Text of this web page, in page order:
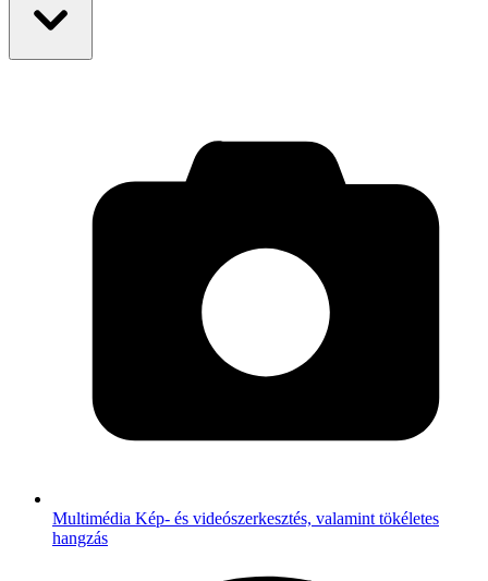
Multimédia Kép- és videószerkesztés, valamint tökéletes
hangzás